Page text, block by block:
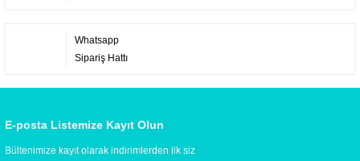
Whatsapp
Sipariş Hattı
E-posta Listemize Kayıt Olun
Bültenimize kayıt olarak indirimlerden ilk siz